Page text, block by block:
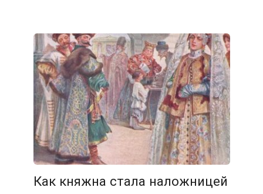
Как княжна стала наложницей